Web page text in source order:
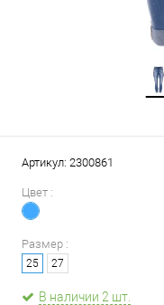
Артикул: 2300861
Цвет :
Размер :
25 27
В наличии 2 шт.